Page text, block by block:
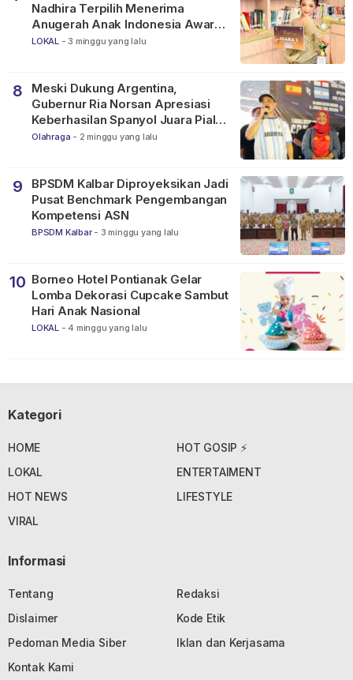
Nadhira Terpilih Menerima
Anugerah Anak Indonesia Awards
2026
LOKAL - 3 minggu yang lalu
8
Meski Dukung Argentina,
Gubernur Ria Norsan Apresiasi
Keberhasilan Spanyol Juara Piala
Dunia FIFA 2026
Olahraga - 2 minggu yang lalu
9
BPSDM Kalbar Diproyeksikan Jadi
Pusat Benchmark Pengembangan
Kompetensi ASN
BPSDM Kalbar - 3 minggu yang lalu
10 Borneo Hotel Pontianak Gelar
Lomba Dekorasi Cupcake Sambut
Hari Anak Nasional
LOKAL - 4 minggu yang lalu
Kategori
HOME
HOT GOSIP ⚡
LOKAL
ENTERTAIMENT
HOT NEWS
LIFESTYLE
VIRAL
Informasi
Tentang
Redaksi
Dislaimer
Kode Etik
Pedoman Media Siber
Iklan dan Kerjasama
Kontak Kami